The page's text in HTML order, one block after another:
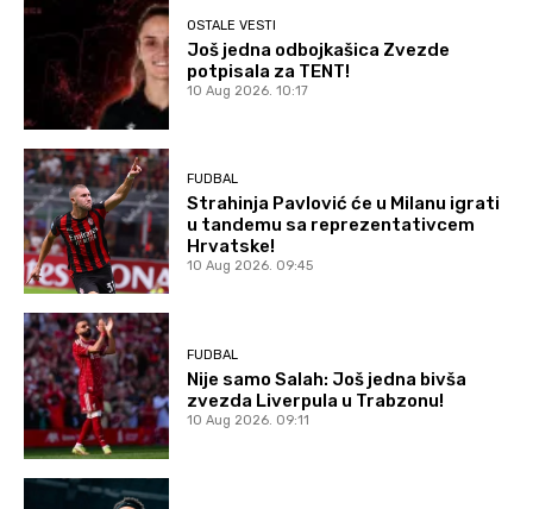
OSTALE VESTI
Još jedna odbojkašica Zvezde
potpisala za TENT!
10 Aug 2026. 10:17
FUDBAL
Strahinja Pavlović će u Milanu igrati
u tandemu sa reprezentativcem
Hrvatske!
10 Aug 2026. 09:45
FUDBAL
Nije samo Salah: Još jedna bivša
zvezda Liverpula u Trabzonu!
10 Aug 2026. 09:11